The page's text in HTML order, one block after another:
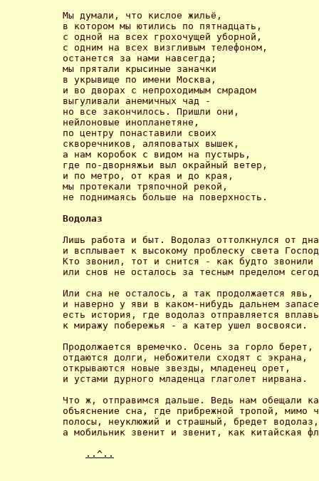
Мы думали, что кислое жильё,
в котором мы ютились по пятнадцать,
с одной на всех грохочущей уборной,
с одним на всех визгливым телефоном,
останется за нами навсегда;
мы прятали крысиные заначки
в укрывище по имени Москва,
и во дворах с непроходимым смрадом
выгуливали анемичных чад -
но все закончилось. Пришли они,
нейлоновые инопланетяне,
по центру понаставили своих
скворечников, аляповатых вышек,
а нам коробок с видом на пустырь,
где по-дворняжьи выл окрайный ветер,
и по метро, от края и до края,
мы протекали тряпочной рекой,
не поднимаясь больше на поверхность.
Водолаз
Лишь работа и быт. Водолаз оттолкнулся от
и всплывает к высокому проблеску света
Кто звонил, тот и снится - как будто
или снов не осталось за тесным пределом
Или сна не осталось, а так продолжается явь,
и наверно у яви в каком-нибудь дальнем
есть история, где водолаз отправляется
к миражу побережья - а катер ушел восвояси.
Продолжается времечко. Осень за горло берет,
отдаются долги, небожители сходят с экрана,
открываются новые звезды, младенец орет,
и устами дурного младенца глаголет нирвана.
Что ж, отправимся дальше. Ведь нам обещали
объяснение сна, где прибрежной тропой, мимо
полосы, неуклюжий и страшный, бредет
а мобильник звенит и звенит, как китайская
..^..